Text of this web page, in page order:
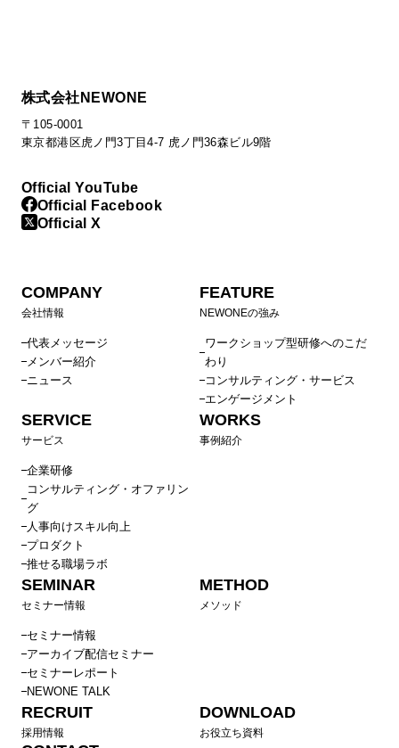
株式会社NEWONE
〒105-0001
東京都港区虎ノ門3丁目4-7 虎ノ門36森ビル9階
Official YouTube
Official Facebook
Official X
COMPANY
会社情報
代表メッセージ
メンバー紹介
ニュース
FEATURE
NEWONEの強み
ワークショップ型研修へのこだ
わり
コンサルティング・サービス
エンゲージメント
SERVICE
サービス
企業研修
コンサルティング・オファリン
グ
人事向けスキル向上
プロダクト
推せる職場ラボ
WORKS
事例紹介
SEMINAR
セミナー情報
セミナー情報
アーカイブ配信セミナー
セミナーレポート
NEWONE TALK
METHOD
メソッド
RECRUIT
採用情報
DOWNLOAD
お役立ち資料